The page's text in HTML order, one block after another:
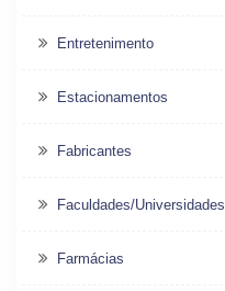
Entretenimento
Estacionamentos
Fabricantes
Faculdades/Universidades
Farmácias